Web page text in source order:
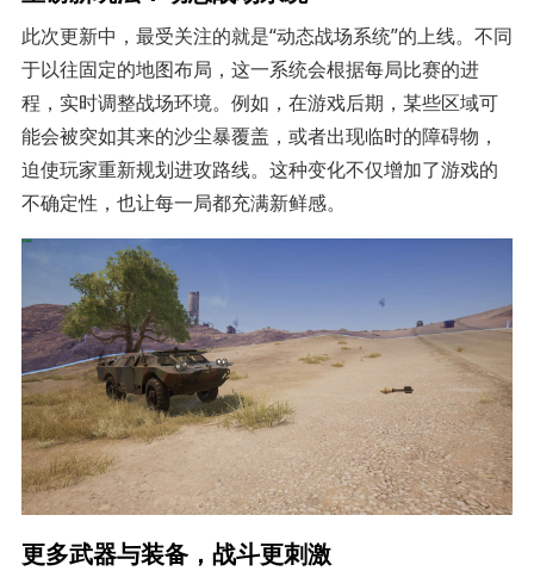
此次更新中，最受关注的就是“动态战场系统”的上线。不同
于以往固定的地图布局，这一系统会根据每局比赛的进
程，实时调整战场环境。例如，在游戏后期，某些区域可
能会被突如其来的沙尘暴覆盖，或者出现临时的障碍物，
迫使玩家重新规划进攻路线。这种变化不仅增加了游戏的
不确定性，也让每一局都充满新鲜感。
更多武器与装备，战斗更刺激